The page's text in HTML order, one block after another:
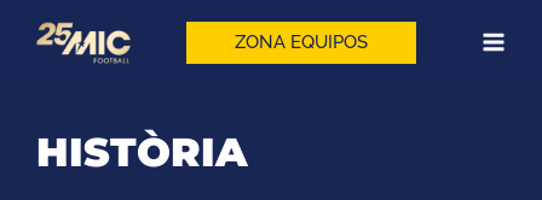
ZONA EQUIPOS
HISTÒRIA